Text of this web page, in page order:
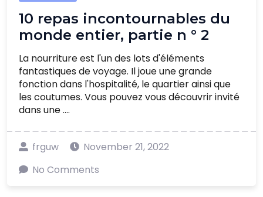
10 repas incontournables du
monde entier, partie n ° 2
La nourriture est l'un des lots d'éléments
fantastiques de voyage. Il joue une grande
fonction dans l'hospitalité, le quartier ainsi que
les coutumes. Vous pouvez vous découvrir invité
dans une ....
frguw
November 21, 2022
No Comments